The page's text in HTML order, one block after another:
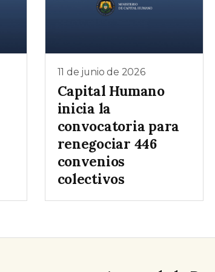
11 de junio de 2026
Capital Humano
inicia la
convocatoria para
renegociar 446
convenios
colectivos